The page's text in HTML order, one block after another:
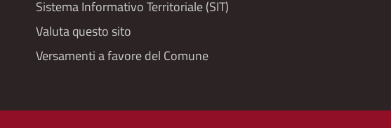
Sistema Informativo Territoriale (SIT)
Valuta questo sito
Versamenti a favore del Comune